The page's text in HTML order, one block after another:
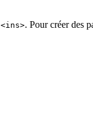
<ins>. Pour créer des